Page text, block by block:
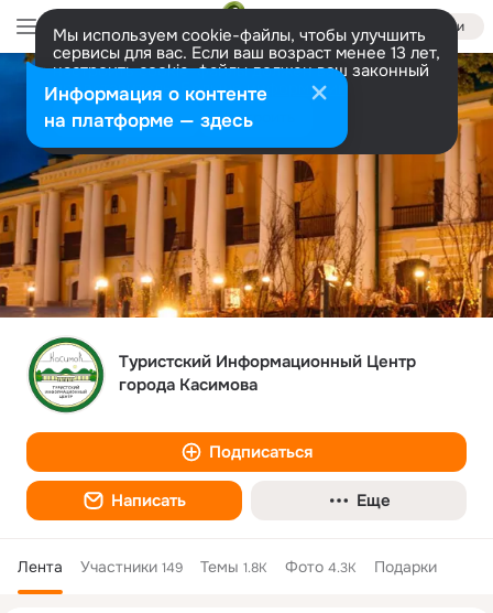
Войти
Мы используем cookie-файлы, чтобы улучшить
сервисы для вас. Если ваш возраст менее 13 лет,
настроить cookie-файлы должен ваш законный
представитель. Больше информации
Разрешить все Настроить
Туристский Информационный Центр
города Касимова
Подписаться
Написать Еще
Лента Участники 149 Темы 1.8K Фото 4.3K Подарки
Информация о контенте
на платформе — здесь